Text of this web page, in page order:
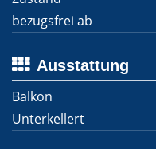
bezugsfrei ab
Ausstattung
Balkon
Unterkellert